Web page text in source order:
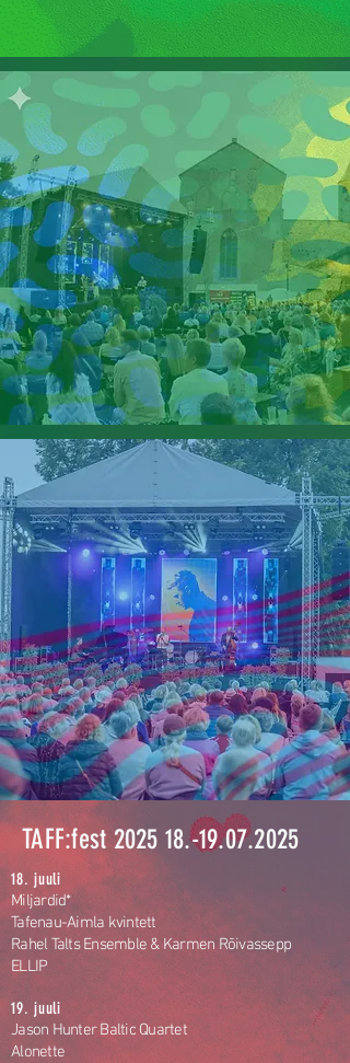
TAFF:fest2025 18.-19.07.2025
18. juuli
Miljardid*
Tafenau-Aimla kvintett
Rahel Talts Ensemble & Karmen Rõivassepp
ELLIP
19. juuli
Jason Hunter Baltic Quartet
Alonette